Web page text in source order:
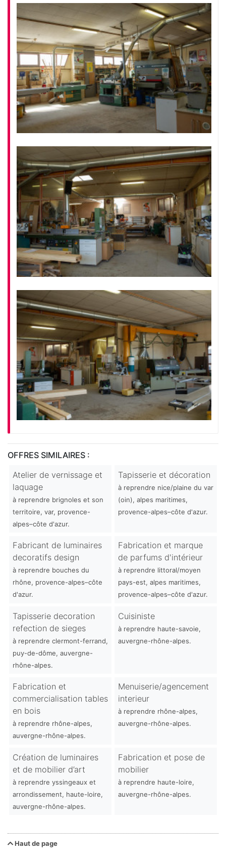
OFFRES SIMILAIRES :
Atelier de vernissage et
laquage
à reprendre brignoles et son
territoire, var, provence-
alpes–côte d'azur.
Tapisserie et décoration
à reprendre nice/plaine du var
(oin), alpes maritimes,
provence-alpes–côte d'azur.
Fabricant de luminaires
decoratifs design
à reprendre bouches du
rhône, provence-alpes–côte
d'azur.
Fabrication et marque
de parfums d'intérieur
à reprendre littoral/moyen
pays-est, alpes maritimes,
provence-alpes–côte d'azur.
Tapisserie decoration
refection de sieges
à reprendre clermont-ferrand,
puy-de-dôme, auvergne-
rhône-alpes.
Cuisiniste
à reprendre haute-savoie,
auvergne-rhône-alpes.
Fabrication et
commercialisation tables
en bois
à reprendre rhône-alpes,
auvergne-rhône-alpes.
Menuiserie/agencement
interieur
à reprendre rhône-alpes,
auvergne-rhône-alpes.
Création de luminaires
et de mobilier d’art
à reprendre yssingeaux et
arrondissement, haute-loire,
auvergne-rhône-alpes.
Fabrication et pose de
mobilier
à reprendre haute-loire,
auvergne-rhône-alpes.
Haut de page